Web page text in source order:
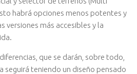
habrá opciones menos potentes y
versiones más accesibles y la
que se darán, sobre todo,
seguirá teniendo un diseño pensado